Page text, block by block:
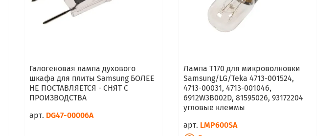
Галогеновая лампа духового
шкафа для плиты Samsung БОЛЕЕ
НЕ ПОСТАВЛЯЕТСЯ - СНЯТ С
ПРОИЗВОДСТВА
арт. DG47-00006A
Лампа T170 для микроволновки
Samsung/LG/Teka 4713-001524,
4713-00031, 4713-001046,
6912W3B002D, 81595026, 93172204
угловые клеммы
арт. LMP600SA